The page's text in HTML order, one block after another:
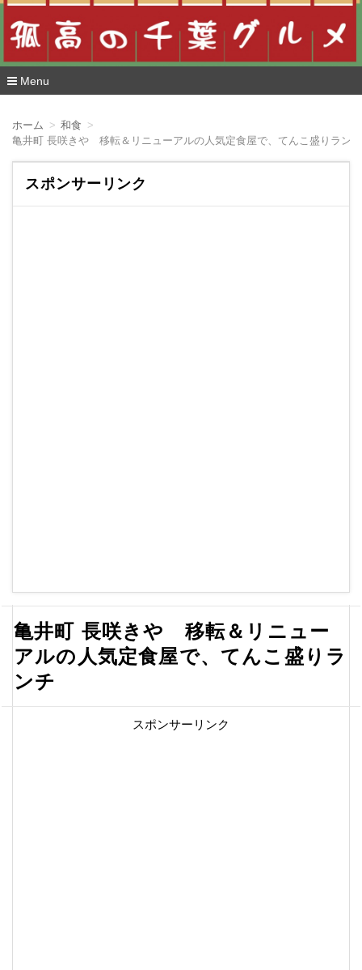
Menu
ホーム
和食
亀井町 長咲きや 移転＆リニューアルの人気定食屋で、てんこ盛りランチ
スポンサーリンク
亀井町 長咲きや 移転＆リニュー
アルの人気定食屋で、てんこ盛りラ
ンチ
スポンサーリンク